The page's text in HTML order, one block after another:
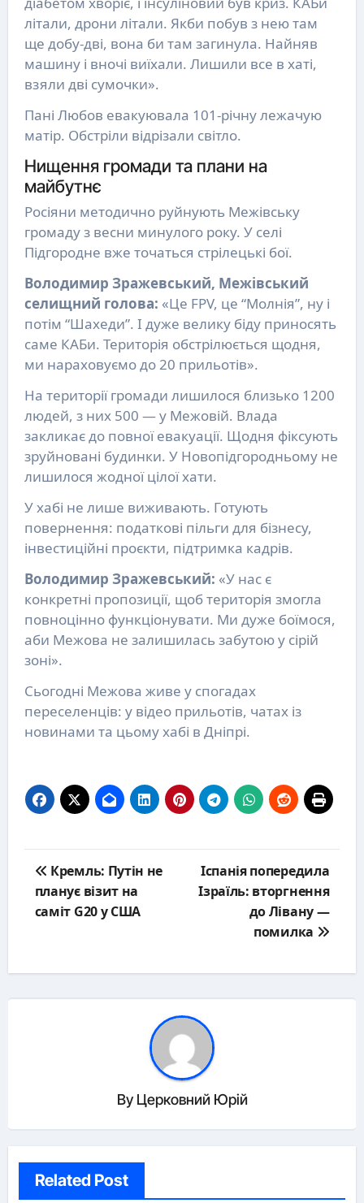
літали, дрони літали. Якби побув з нею там
ще добу-дві, вона би там загинула. Найняв
машину і вночі виїхали. Лишили все в хаті,
взяли дві сумочки».
Пані Любов евакуювала 101-річну лежачую
матір. Обстріли відрізали світло.
Нищення громади та плани на
майбутнє
Росіяни методично руйнують Межівську
громаду з весни минулого року. У селі
Підгородне вже точаться стрілецькі бої.
Володимир Зражевський, Межівський
селищний голова: «Це FPV, це “Молнія”, ну і
потім “Шахеди”. І дуже велику біду приносять
саме КАБи. Територія обстрілюється щодня,
ми нараховуємо до 20 прильотів».
На території громади лишилося близько 1200
людей, з них 500 — у Межовій. Влада
закликає до повної евакуації. Щодня фіксують
зруйновані будинки. У Новопідгородньому не
лишилося жодної цілої хати.
У хабі не лише виживають. Готують
повернення: податкові пільги для бізнесу,
інвестиційні проєкти, підтримка кадрів.
Володимир Зражевський: «У нас є
конкретні пропозиції, щоб територія змогла
повноцінно функціонувати. Ми дуже боїмося,
аби Межова не залишилась забутою у сірій
зоні».
Сьогодні Межова живе у спогадах
переселенців: у відео прильотів, чатах із
новинами та цьому хабі в Дніпрі.
navigation
Кремль: Путін не
планує візит на
саміт G20 у США
Іспанія попередила
Ізраїль: вторгнення
до Лівану —
помилка
By Церковний Юрій
Related Post